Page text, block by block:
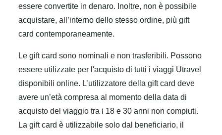
essere convertite in denaro. Inoltre, non è possibile
acquistare, all’interno dello stesso ordine, più gift
card contemporaneamente.
Le gift card sono nominali e non trasferibili. Possono
essere utilizzate per l'acquisto di tutti i viaggi Utravel
disponibili online. L’utilizzatore della gift card deve
avere un’età compresa al momento della data di
acquisto del viaggio tra i 18 e 30 anni non compiuti.
La gift card è utilizzabile solo dal beneficiario, il